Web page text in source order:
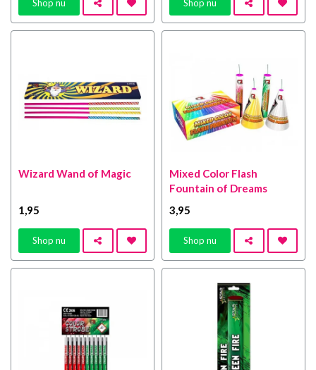
Shop nu Shop nu
Wizard Wand of Magic
1 ,95
Shop nu
Mixed Color Flash
Fountain of Dreams
3 ,95
Shop nu